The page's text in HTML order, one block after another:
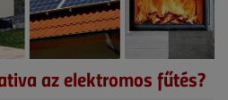
az elektromos fűtés?